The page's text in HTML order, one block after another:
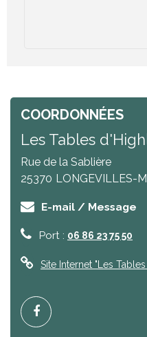
COORDONNÉES
Les Tables
Rue de la Sablière
25370 LONGEVILLES-
E-mail / Message
Port : 06 86 23 75 50
Site Internet "Les